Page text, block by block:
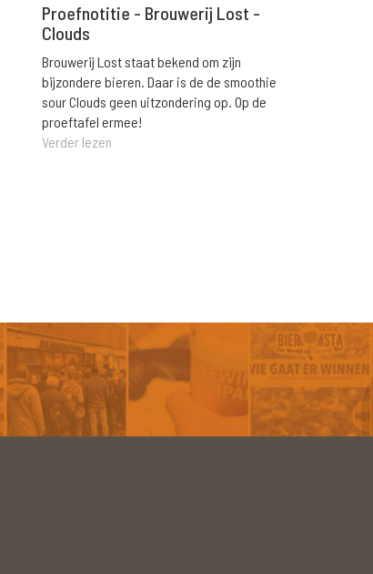
Proefnotitie - Brouwerij Lost -
Clouds
Brouwerij Lost staat bekend om zijn
bijzondere bieren. Daar is de de smoothie
sour Clouds geen uitzondering op. Op de
proeftafel ermee!
Verder lezen